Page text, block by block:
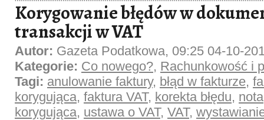
Korygowanie błędów w
transakcji w VAT
Autor: Gazeta Podatkowa, 09:25 04-10-
Kategorie: Co nowego?, Rachunkowość i
Tagi: anulowanie faktury, błąd w fakturze,
korygująca, faktura VAT, korekta błędu, nota
korygująca, ustawa o VAT, VAT,